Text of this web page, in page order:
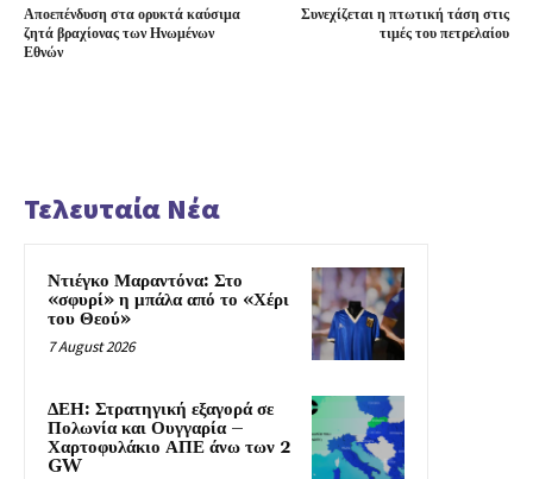
Αποεπένδυση στα ορυκτά καύσιμα
ζητά βραχίονας των Ηνωμένων
Εθνών
Συνεχίζεται η πτωτική τάση στις
τιμές του πετρελαίου
Τελευταία Νέα
Ντιέγκο Μαραντόνα: Στο
«σφυρί» η μπάλα από το «Χέρι
του Θεού»
7 August 2026
ΔΕΗ: Στρατηγική εξαγορά σε
Πολωνία και Ουγγαρία –
Χαρτοφυλάκιο ΑΠΕ άνω των 2
GW